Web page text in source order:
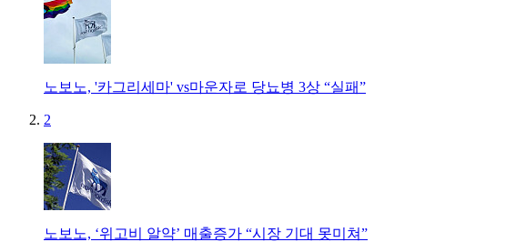
노보노, '카그리세마' vs마운자로 당뇨병 3상 “실패”
2
노보노, ‘위고비 알약’ 매출증가 “시장 기대 못미쳐”